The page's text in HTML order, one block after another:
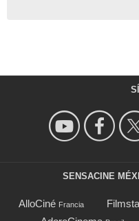
SENSACINE
AlloCiné Francia